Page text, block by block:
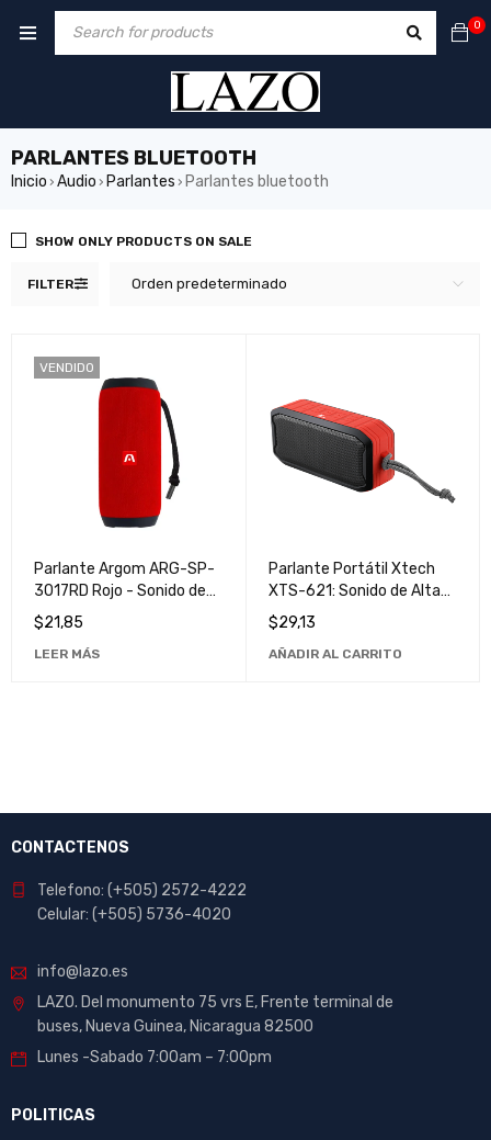
0
PARLANTES BLUETOOTH
Inicio › Audio › Parlantes › Parlantes bluetooth
FILTER Orden predeterminado
SHOW ONLY PRODUCTS ON SALE
VENDIDO
Parlante Argom ARG-SP-
3017RD Rojo - Sonido de
Alta Calidad y Diseño
Moderno
$21,85
LEER MÁS
Parlante Portátil Xtech
XTS-621: Sonido de Alta
Calidad en Movimiento
$29,13
AÑADIR AL CARRITO
CONTACTENOS
Telefono: (+505) 2572-4222
Celular: (+505) 5736-4020
info@lazo.es
LAZO. Del monumento 75 vrs E, Frente terminal de
buses, Nueva Guinea, Nicaragua 82500
Lunes -Sabado 7:00am – 7:00pm
POLITICAS